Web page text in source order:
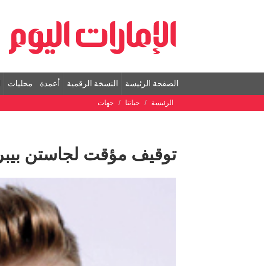
الصفحة الرئيسة النسخة الرقمية أعمدة محليات
الرئيسة حياتنا جهات
توقيف مؤقت لجاستن بيبر